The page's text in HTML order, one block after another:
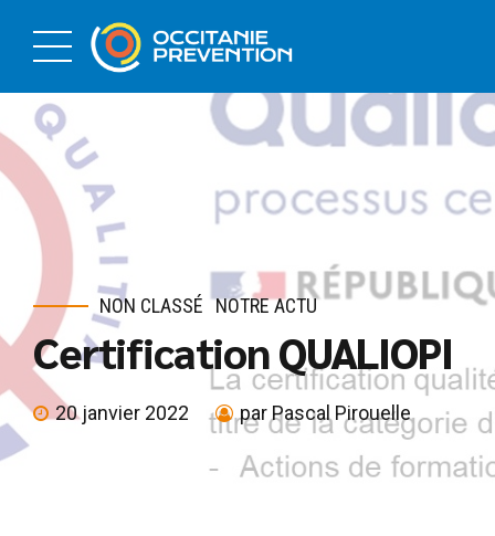
NON CLASSÉ NOTRE ACTU
Certification QUALIOPI
20 janvier 2022 par Pascal Pirouelle